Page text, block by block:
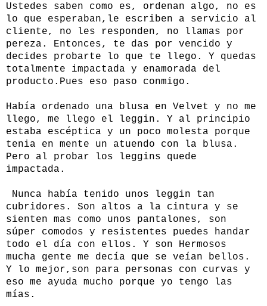
Ustedes saben como es, ordenan algo, no es
lo que esperaban,le escriben a servicio al
cliente, no les responden, no llamas por
pereza. Entonces, te das por vencido y
decides probarte lo que te llego. Y quedas
totalmente impactada y enamorada del
producto.Pues eso paso conmigo.
Había ordenado una blusa en Velvet y no me
llego, me llego el
leggin . Y al principio
estaba escéptica y un poco molesta porque
tenia en mente un atuendo con la blusa.
Pero al probar los leggins quede
impactada.
Nunca había tenido unos leggin tan
cubridores. Son altos a la cintura y se
sienten mas como unos pantalones, son
súper comodos y resistentes puedes handar
todo el día con ellos. Y son Hermosos
mucha gente me decía que se veían bellos.
Y lo mejor,son para personas con curvas y
eso me ayuda mucho porque yo tengo las
mías.